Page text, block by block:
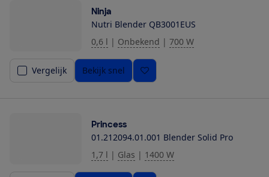
Ninja
Nutri Blender QB3001EUS
0,6 l | Onbekend | 700 W
Vergelijk Bekijk snel
Princess
01.212094.01.001 Blender Solid Pro
1,7 l | Glas | 1400 W